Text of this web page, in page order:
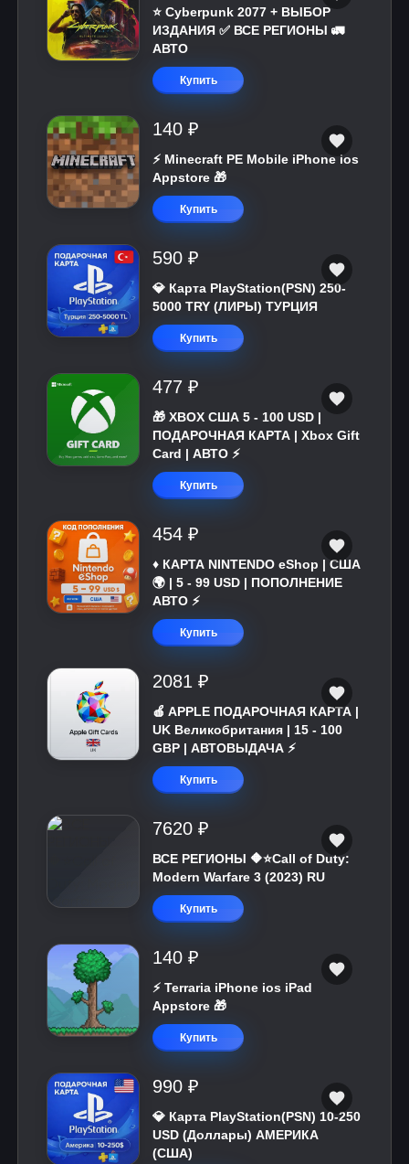
⭐ Cyberpunk 2077 + ВЫБОР
ИЗДАНИЯ ✅ ВСЕ РЕГИОНЫ 🚛
АВТО
Купить
140 ₽
⚡️ Minecraft PE Mobile iPhone ios
Appstore 🎁
Купить
590 ₽
💎 Карта PlayStation(PSN) 250-
5000 TRY (ЛИРЫ) ТУРЦИЯ
Купить
477 ₽
🎁 XBOX США 5 - 100 USD |
ПОДАРОЧНАЯ КАРТА | Xbox Gift
Card | АВТО ⚡
Купить
454 ₽
♦️ КАРТА NINTENDO eShop | США
🌍 | 5 - 99 USD | ПОПОЛНЕНИЕ
АВТО ⚡
Купить
2081 ₽
🍎 APPLE ПОДАРОЧНАЯ КАРТА |
UK Великобритания | 15 - 100
GBP | АВТОВЫДАЧА ⚡️
Купить
7620 ₽
ВСЕ РЕГИОНЫ 🔶⭐Call of Duty:
Modern Warfare 3 (2023) RU
Купить
140 ₽
⚡️ Terraria iPhone ios iPad
Appstore 🎁
Купить
990 ₽
💎 Карта PlayStation(PSN) 10-250
USD (Доллары) АМЕРИКА
(США)